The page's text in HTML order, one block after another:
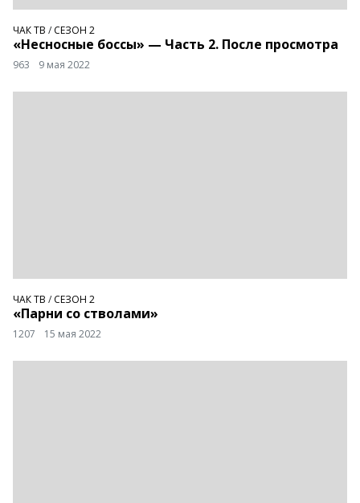
ЧАК ТВ / СЕЗОН 2
«Несносные боссы» — Часть 2. После просмотра
963 9 мая 2022
ЧАК ТВ / СЕЗОН 2
«Парни со стволами»
1207 15 мая 2022